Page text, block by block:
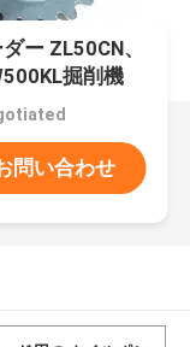
ー ZL50CN、
掘削機
ルポンプ
問い合わせ